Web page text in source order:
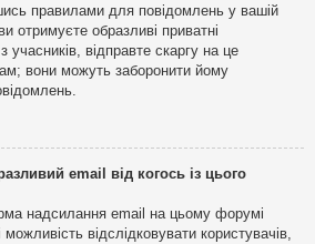
правилами для повідомлень у вашій
отримуєте образливі приватні
учасників, відправте скаргу на це
вони можуть заборонити йому
email від когось із цього
надсилання email на цьому форумі
відслідковувати користувачів,